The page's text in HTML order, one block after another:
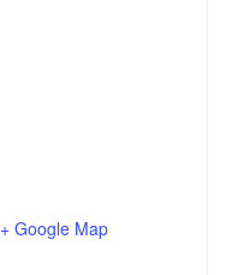
+ Google Map